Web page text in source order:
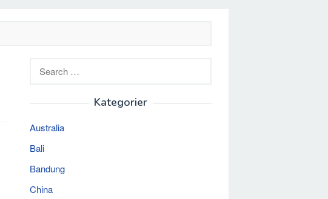
Kategorier
Australia
Bali
Bandung
China